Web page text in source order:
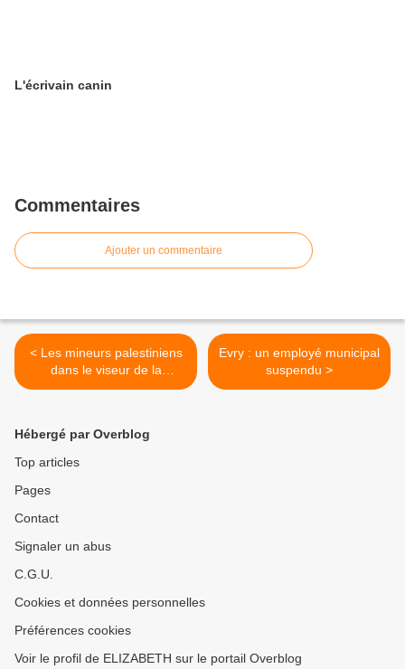
L'écrivain canin
Commentaires
Ajouter un commentaire
< Les mineurs palestiniens
dans le viseur de la
répression israélienne
Evry : un employé municipal
suspendu >
Hébergé par Overblog
Top articles
Pages
Contact
Signaler un abus
C.G.U.
Cookies et données personnelles
Préférences cookies
Voir le profil de ELIZABETH sur le portail Overblog